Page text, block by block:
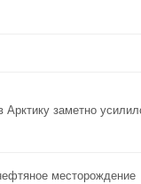
Арктику заметно
месторождение